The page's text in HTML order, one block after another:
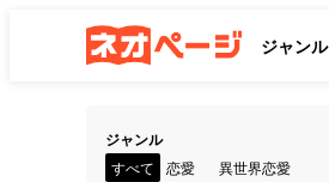
ジャンル
ジャンル
すべて
恋愛
異世界恋愛